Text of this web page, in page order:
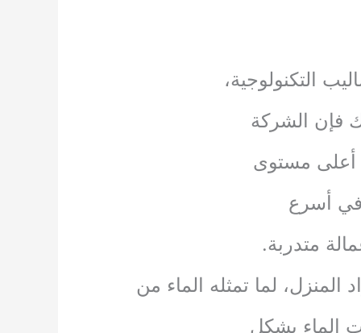
التكنولوجية،
فإن الشركة
مستوى
في أسرع
متدربة.
المنزل، لما تمثله الماء من
الماء بشكل